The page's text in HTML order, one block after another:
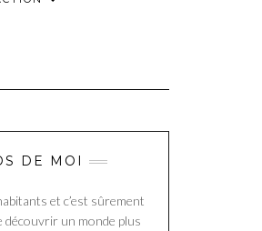
DE MOI
et c’est sûrement
découvrir un monde plus